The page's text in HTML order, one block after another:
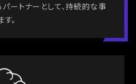
ートナーとして、持続的な事
。